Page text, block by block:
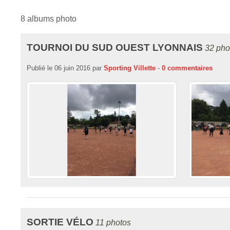
8 albums photo
TOURNOI DU SUD OUEST LYONNAIS 32
Publié le 06 juin 2016 par Sporting Villette - 0 commentaires
SORTIE VÉLO 11 photos